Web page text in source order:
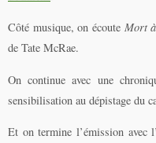
Côté musique, on écoute Mort
de Tate McRae.
On continue avec une
sensibilisation au dépistage du
Et on termine l’émission